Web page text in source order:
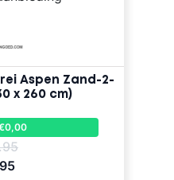
Aspen Zand-2-
x 260 cm)